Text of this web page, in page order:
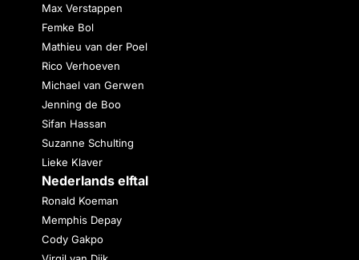
Max Verstappen
Femke Bol
Mathieu van der Poel
Rico Verhoeven
Michael van Gerwen
Jenning de Boo
Sifan Hassan
Suzanne Schulting
Lieke Klaver
Nederlands elftal
Ronald Koeman
Memphis Depay
Cody Gakpo